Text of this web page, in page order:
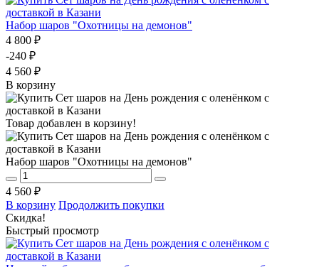
Набор шаров "Охотницы на демонов"
4 800 ₽
-240 ₽
4 560 ₽
В корзину
Товар добавлен в корзину!
Набор шаров "Охотницы на демонов"
4 560 ₽
В корзину Продолжить покупки
Скидка!
Быстрый просмотр